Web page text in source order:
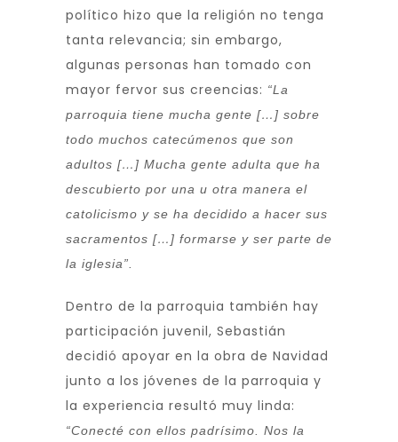
político hizo que la religión no tenga
tanta relevancia; sin embargo,
algunas personas han tomado con
mayor fervor sus creencias: “La
parroquia tiene mucha gente […] sobre
todo muchos catecúmenos que son
adultos […] Mucha gente adulta que ha
descubierto por una u otra manera el
catolicismo y se ha decidido a hacer sus
sacramentos […] formarse y ser parte de
la iglesia”.
Dentro de la parroquia también hay
participación juvenil, Sebastián
decidió apoyar en la obra de Navidad
junto a los jóvenes de la parroquia y
la experiencia resultó muy linda:
“Conecté con ellos padrísimo. Nos la